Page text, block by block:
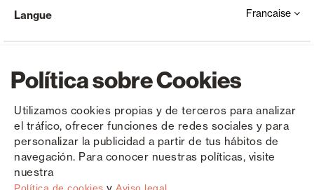
Política sobre Cookies
Utilizamos cookies propias y de terceros para analizar
el tráfico, ofrecer funciones de redes sociales y para
personalizar la publicidad a partir de tus hábitos de
navegación. Para conocer nuestras políticas, visite
nuestra
Copyright © Saxun 2023 - 2026 Politique de confidentialité Avis juridique Cookies
Langue Francaise